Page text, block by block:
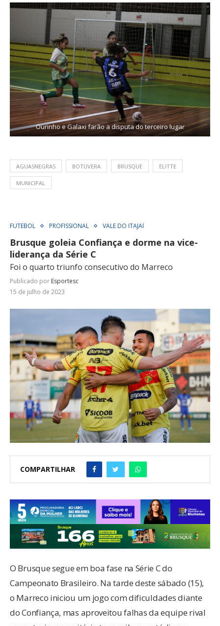
Ourinho e Galaxi farão a disputa do terceiro lugar
AGUASNEGRAS BOTUVERA BRUSQUE ELITTE
MUNICIPAL
FUTEBOL PROFISSIONAL VALE DO ITAJAÍ
Brusque goleia Confiança e dorme na vice-
liderança da Série C
Foi o quarto triunfo consecutivo do Marreco
Publicado por Esportesc
15 de julho de 2023
COMPARTILHAR
O Brusque segue em boa fase na Série C do
Campeonato Brasileiro. Na tarde deste sábado (15),
o Marreco iniciou um jogo com dificuldades diante
do Confiança, mas aproveitou falhas da equipe rival